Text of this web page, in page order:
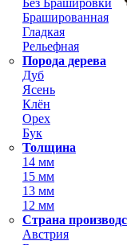
Брашированная
Гладкая
Рельефная
Порода дерева
Дуб
Ясень
Клён
Орех
Бук
Толщина
14 мм
15 мм
13 мм
12 мм
Страна
Австрия